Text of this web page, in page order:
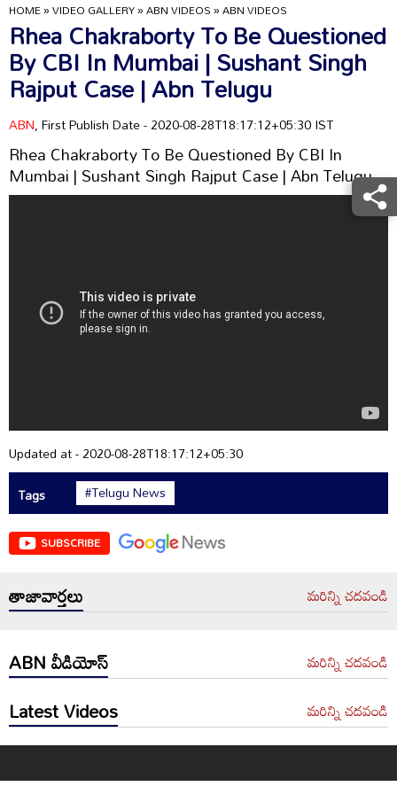
HOME»VIDEO GALLERY»ABN VIDEOS»ABN VIDEOS
Rhea Chakraborty To Be Questioned
By CBI In Mumbai | Sushant Singh
Rajput Case | Abn Telugu
ABN, First Publish Date - 2020-08-28T18:17:12+05:30 IST
Rhea Chakraborty To Be Questioned By CBI In
Mumbai | Sushant Singh Rajput Case | Abn Telugu
Updated at - 2020-08-28T18:17:12+05:30
Tags
#Telugu News
SUBSCRIBE
తాజావార్తలు మరిన్ని చదవండి
ABN వీడియోస్ మరిన్ని చదవండి
Latest Videos మరిన్ని చదవండి